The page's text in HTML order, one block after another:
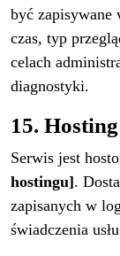
być zapisywane
czas, typ
celach
diagnostyki.
15. Hosting
Serwis jest
hostingu].
zapisanych w
świadczenia